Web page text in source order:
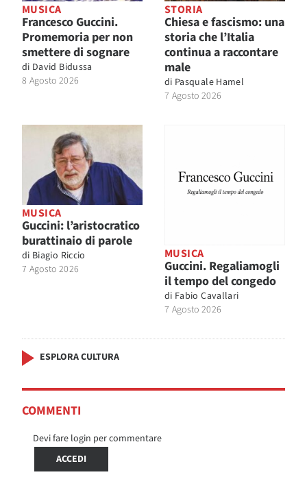
MUSICA
Francesco Guccini.
Promemoria per non
smettere di sognare
di David Bidussa
8 Agosto 2026
STORIA
Chiesa e fascismo: una
storia che l’Italia
continua a raccontare
male
di Pasquale Hamel
7 Agosto 2026
MUSICA
Guccini: l’aristocratico
burattinaio di parole
di Biagio Riccio
7 Agosto 2026
MUSICA
Guccini. Regaliamogli
il tempo del congedo
di Fabio Cavallari
7 Agosto 2026
ESPLORA CULTURA
COMMENTI
Devi fare login per commentare
ACCEDI